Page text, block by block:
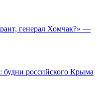
генерал Хомчак?» —
будни российского Крыма